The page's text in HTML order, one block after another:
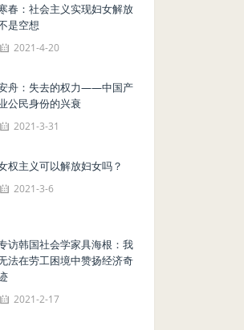
春：社会主义实现妇女解放
是空想
2021-4-20
舟：失去的权力——中国产
公民身份的兴衰
2021-3-31
权主义可以解放妇女吗？
2021-3-6
访韩国社会学家具海根：我
法在劳工困境中赞扬经济奇
2021-2-17